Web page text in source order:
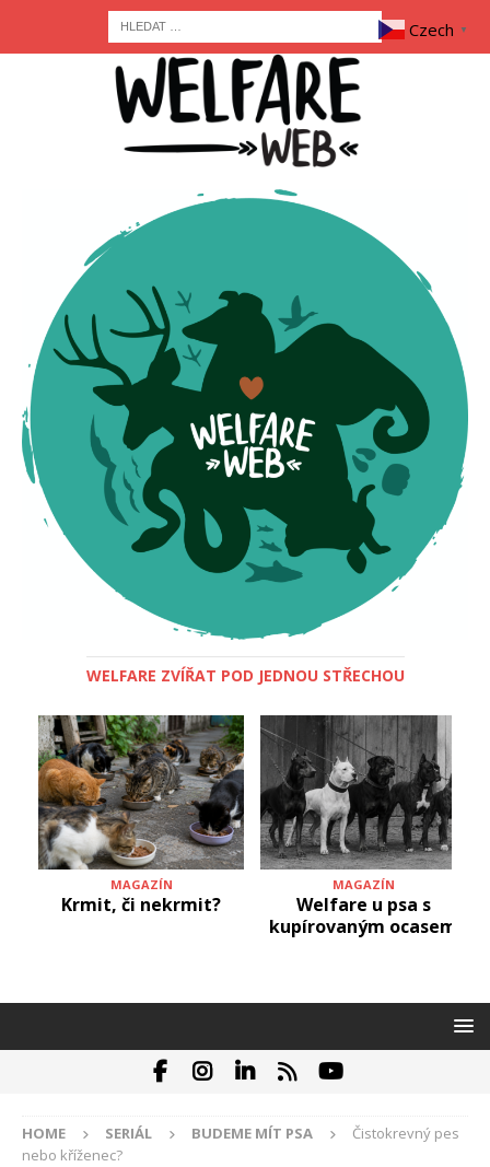
WELFARE ZVÍŘAT POD JEDNOU STŘECHOU
MAGAZÍN
Krmit, či nekrmit?
MAGAZÍN
Welfare u psa s
kupírovaným ocasem
HOME SERIÁL BUDEME MÍT PSA
Čistokrevný pes
nebo kříženec?
Czech ▼